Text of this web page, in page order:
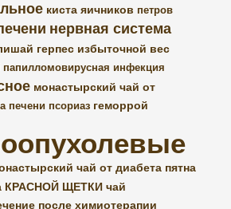
киста яичников петров
нервная система
герпес избыточной вес
папилломовирусная инфекция
монастырский чай от
печени псориаз геморрой
чай от диабета пятна
КРАСНОЙ ЩЕТКИ чай
после химиотерапии